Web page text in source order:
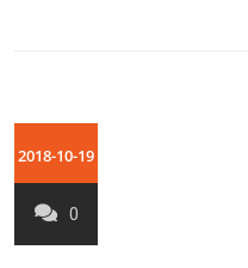
2018-10-19
0